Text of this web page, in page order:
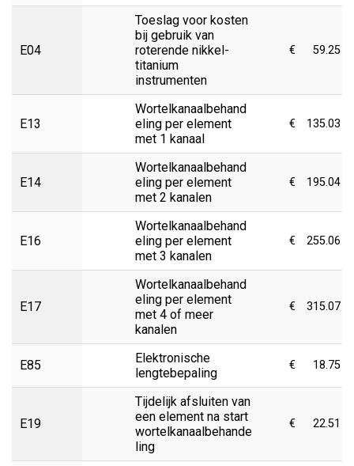
E04
Toeslag voor kosten
bij gebruik van
roterende nikkel-
titanium
instrumenten
€ 59.25
E13
Wortelkanaalbehand
eling per element
met 1 kanaal
€ 135.03
E14
Wortelkanaalbehand
eling per element
met 2 kanalen
€ 195.04
E16
Wortelkanaalbehand
eling per element
met 3 kanalen
€ 255.06
E17
Wortelkanaalbehand
eling per element
met 4 of meer
kanalen
€ 315.07
E85
Elektronische
lengtebepaling
€ 18.75
E19
Tijdelijk afsluiten van
een element na start
wortelkanaalbehande
ling
€ 22.51